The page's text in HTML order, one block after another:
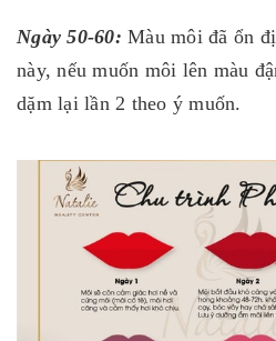
Ngày 50-60: Màu môi đã ổn
này, nếu muốn môi lên màu
dặm lại lần 2 theo ý muốn.